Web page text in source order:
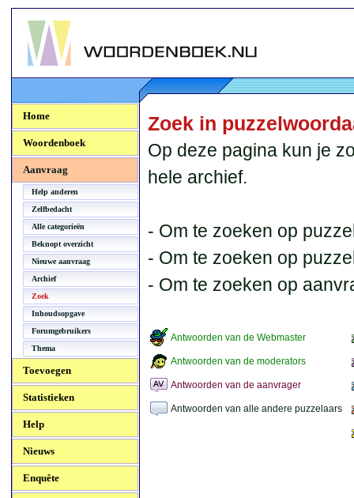
Woordenboek.NU
Home
Woordenboek
Aanvraag
Help anderen
Zelfbedacht
Alle categorieën
Beknopt overzicht
Nieuwe aanvraag
Archief
Zoek
Inhoudsopgave
Forumgebruikers
Thema
Toevoegen
Statistieken
Help
Nieuws
Enquête
Zoek in
Op deze pagina kun je
hele archief.
- Om te zoeken op
- Om te zoeken op
- Om te zoeken op
Antwoorden van de Webmaster
Antwoorden van de moderators
Antwoorden van de aanvrager
Antwoorden van alle andere puzzelaars